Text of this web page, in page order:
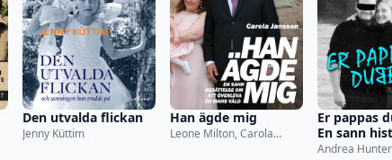
Den utvalda flickan
Jenny Küttim
Han ägde mig
Leone Milton, Carola
Er pappas
En sann
Andrea Hunter